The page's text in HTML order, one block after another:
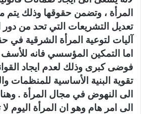
المرأة ، وتضمن حقوقها وذلك
تعديل التشريعات التي تحد من دور
آليات لتوعية المرأة الشرقية في
اما التمكين المؤسسي فانه
فوضى كبرى وذلك لعدم ايجاد
تقوية البنية الأساسية للمنظمات
الى النهوض في مجال المرأة . وهنا
الى امر هام وهو ان المرأة اليوم